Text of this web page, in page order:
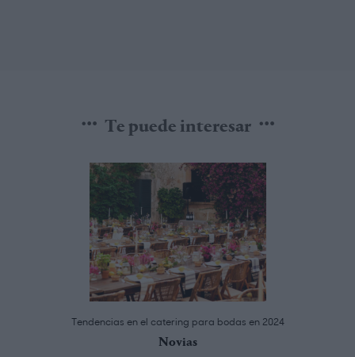
Te puede interesar
Tendencias en el catering para bodas en 2024
Novias